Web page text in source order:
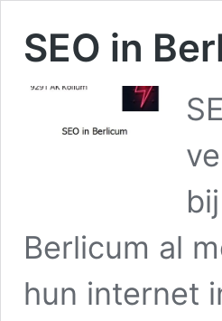
SEO in
Berlicum al
hun internet